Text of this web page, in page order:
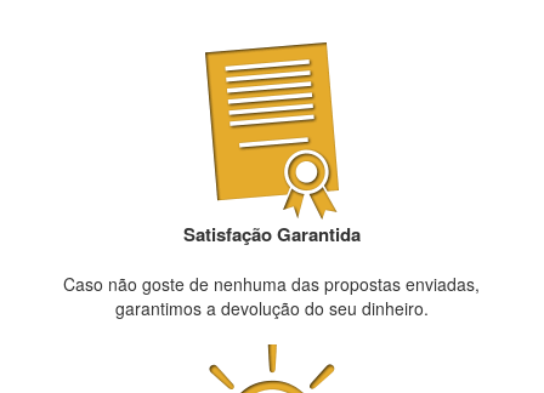
Satisfação Garantida
Caso não goste de nenhuma das propostas enviadas,
garantimos a devolução do seu dinheiro.